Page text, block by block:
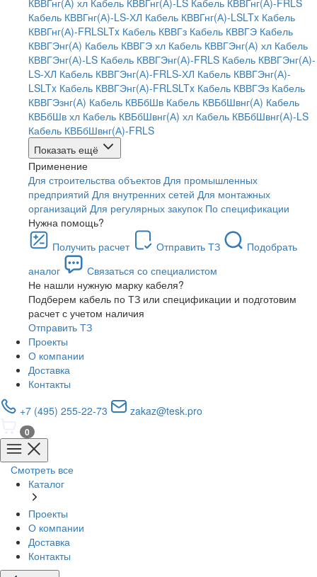
КВВГнг(А) хл Кабель КВВГнг(А)-LS Кабель КВВГнг(А)-FRLS
Кабель КВВГнг(А)-LS-ХЛ Кабель КВВГнг(А)-LSLTx Кабель
КВВГнг(А)-FRLSLTx Кабель КВВГз Кабель КВВГЭ Кабель
КВВГЭнг(А) Кабель КВВГЭ хл Кабель КВВГЭнг(А) хл Кабель
КВВГЭнг(А)-LS Кабель КВВГЭнг(А)-FRLS Кабель КВВГЭнг(А)-
LS-ХЛ Кабель КВВГЭнг(А)-FRLS-ХЛ Кабель КВВГЭнг(А)-
LSLTx Кабель КВВГЭнг(А)-FRLSLTx Кабель КВВГЭз Кабель
КВВГЭзнг(А) Кабель КВБбШв Кабель КВБбШвнг(А) Кабель
КВБбШв хл Кабель КВБбШвнг(А) хл Кабель КВБбШвнг(А)-LS
Кабель КВБбШвнг(А)-FRLS
Показать ещё
Применение
Для строительства объектов Для промышленных
предприятий Для внутренних сетей Для монтажных
организаций Для регулярных закупок По спецификации
Нужна помощь?
Получить расчет
Отправить ТЗ
Подобрать
аналог
Связаться со специалистом
Не нашли нужную марку кабеля?
Подберем кабель по ТЗ или спецификации и подготовим
расчет с учетом наличия
Отправить ТЗ
Проекты
О компании
Доставка
Контакты
+7 (495) 255-22-73
zakaz@tesk.pro
0
Смотреть все
Каталог
Проекты
О компании
Доставка
Контакты